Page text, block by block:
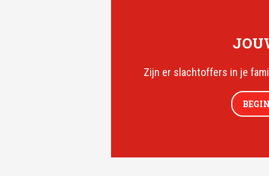
Zijn er slachtoffers in je